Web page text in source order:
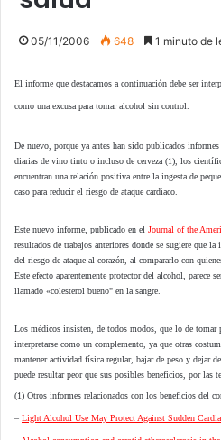
05/11/2006 648 1 minuto de
El informe que destacamos a continuación debe ser
como una excusa para tomar alcohol sin control.
De nuevo, porque ya antes han sido publicados
diarias de vino tinto o incluso de cerveza (1), los
encuentran una relación positiva entre la ingesta de
caso para reducir el riesgo de ataque cardíaco.
Este nuevo informe, publicado en el Journal of the
resultados de trabajos anteriores donde se sugiere que
del riesgo de ataque al corazón, al compararlo con
Este efecto aparentemente protector del alcohol, parece
llamado «colesterol bueno" en la sangre.
Los médicos insisten, de todos modos, que lo de tomar
interpretarse como un complemento, ya que otras
mantener actividad física regular, bajar de peso y dejar
puede resultar peor que sus posibles beneficios, por las
(1) Otros informes relacionados con los beneficios del
– Light Alcohol Use May Protect Against Sudden